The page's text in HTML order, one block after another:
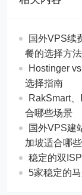
国外VPS续
餐的选择方法
Hostinger
选择指南
RakSmart
合哪些场景
国外VPS建
加坡适合哪
稳定的双
5家稳定的